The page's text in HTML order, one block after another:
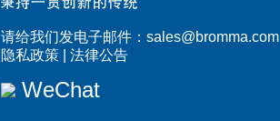
请给我们发电子邮件：sales@bromma.com
隐私政策 |法律公告